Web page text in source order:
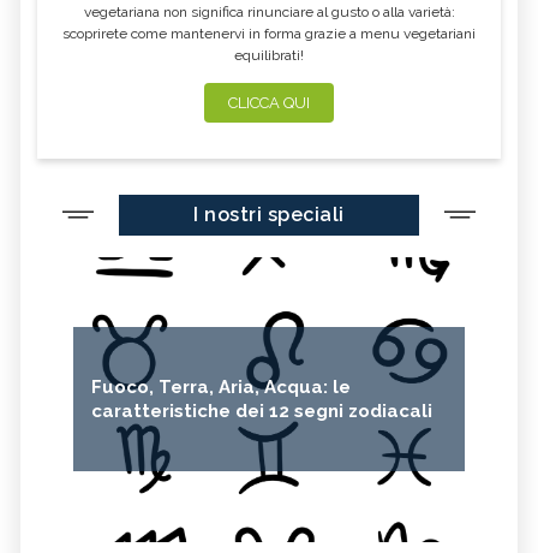
vegetariana non significa rinunciare al gusto o alla varietà:
scoprirete come mantenervi in forma grazie a menu vegetariani
equilibrati!
CLICCA QUI
I nostri speciali
Fuoco, Terra, Aria, Acqua: le
caratteristiche dei 12 segni zodiacali